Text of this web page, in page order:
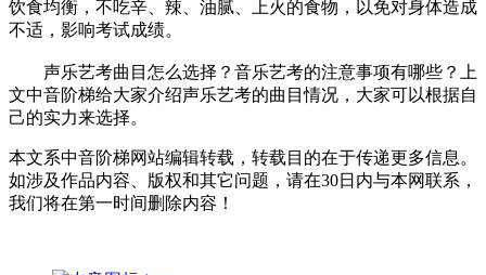
饮食均衡，不吃辛、辣、油腻、上火的食物，以免对身体造成
不适，影响考试成绩。
声乐艺考曲目怎么选择？音乐艺考的注意事项有哪些？上
文中音阶梯给大家介绍声乐艺考的曲目情况，大家可以根据自
己的实力来选择。
本文系中音阶梯网站编辑转载，转载目的在于传递更多信息。
如涉及作品内容、版权和其它问题，请在30日内与本网联系，
我们将在第一时间删除内容！